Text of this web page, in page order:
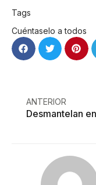
Tags
Cuéntaselo a todos
ANTERIOR